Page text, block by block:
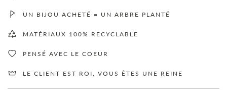
UN BIJOU ACHETÉ = UN ARBRE PLANTÉ
MATÉRIAUX 100% RECYCLABLE
PENSÉ AVEC LE COEUR
LE CLIENT EST ROI, VOUS ÊTES UNE REINE